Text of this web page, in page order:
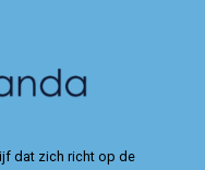
dat zich richt op de